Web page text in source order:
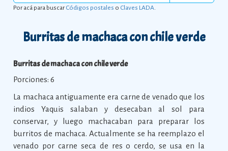
Por acá para buscarCódigos postales o Claves LADA.
Burritas de machaca con chile verde
Burritas de machaca con chile verde
Porciones: 6
La machaca antiguamente era carne de venado que los
indios Yaquis salaban y desecaban al sol para
conservar, y luego machacaban para preparar los
burritos de machaca. Actualmente se ha reemplazo el
venado por carne seca de res o cerdo, se usa en la